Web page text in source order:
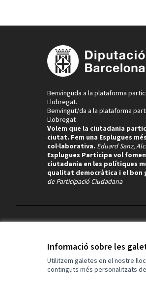
Informació sobre les
Utilitzem galetes en el nostre
continguts més personalitzats
Benvinguda a la plataforma
Llobregat.
Benvingut/da a la plataforma
Llobregat
Volem que la ciutadania
ciutat. Fem una Esplugues
col·laborativa. Eduard Sanz,
Esplugues Participa vol
ciutadania en les polítiques
qualitat democràtica i el bon
de Participació Ciudadana
(Enllaç extern)